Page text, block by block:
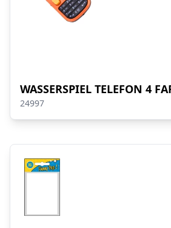
WASSERSPIEL TELEFON 4
24997